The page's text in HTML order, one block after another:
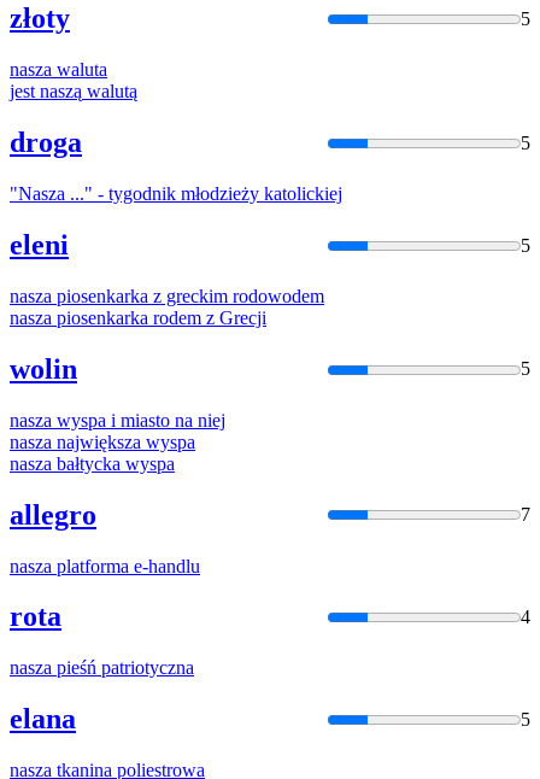
złoty 5
nasza waluta
jest naszą walutą
droga 5
"Nasza ..." - tygodnik młodzieży katolickiej
eleni 5
nasza piosenkarka z greckim rodowodem
nasza piosenkarka rodem z Grecji
wolin 5
nasza wyspa i miasto na niej
nasza największa wyspa
nasza bałtycka wyspa
allegro 7
nasza platforma e-handlu
rota 4
nasza pieśń patriotyczna
elana 5
nasza tkanina poliestrowa